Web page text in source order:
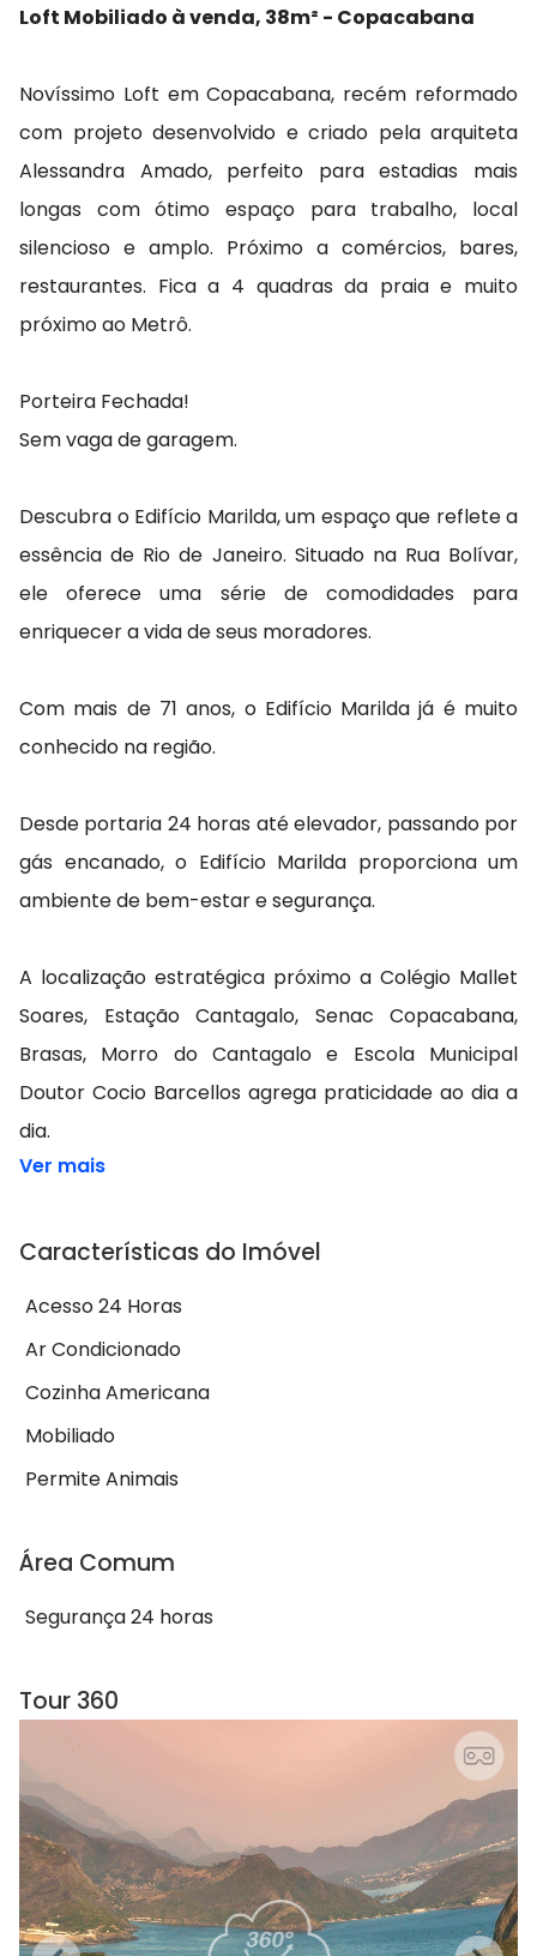
Loft Mobiliado à venda, 38m² - Copacabana
Novíssimo Loft em Copacabana, recém reformado
com projeto desenvolvido e criado pela arquiteta
Alessandra Amado, perfeito para estadias mais
longas com ótimo espaço para trabalho, local
silencioso e amplo. Próximo a comércios, bares,
restaurantes. Fica a 4 quadras da praia e muito
próximo ao Metrô.
Porteira Fechada!
Sem vaga de garagem.
Descubra o Edifício Marilda, um espaço que reflete a
essência de Rio de Janeiro. Situado na Rua Bolívar,
ele oferece uma série de comodidades para
enriquecer a vida de seus moradores.
Com mais de 71 anos, o Edifício Marilda já é muito
conhecido na região.
Desde portaria 24 horas até elevador, passando por
gás encanado, o Edifício Marilda proporciona um
ambiente de bem-estar e segurança.
A localização estratégica próximo a Colégio Mallet
Soares, Estação Cantagalo, Senac Copacabana,
Brasas, Morro do Cantagalo e Escola Municipal
Doutor Cocio Barcellos agrega praticidade ao dia a
dia.
Ver mais
Características do Imóvel
Acesso 24 Horas
Ar Condicionado
Cozinha Americana
Mobiliado
Permite Animais
Área Comum
Segurança 24 horas
Tour 360